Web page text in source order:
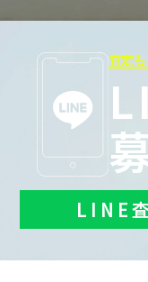
査定
LINE